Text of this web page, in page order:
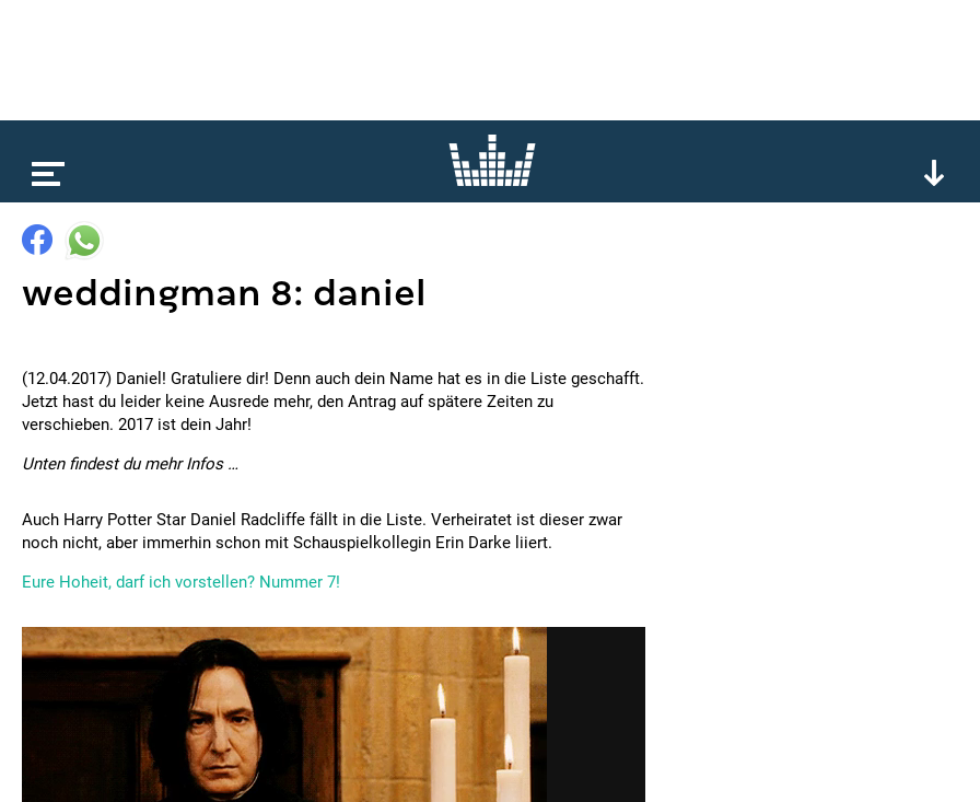
weddingman 8: daniel
(12.04.2017) Daniel! Gratuliere dir! Denn auch dein Name hat es in die Liste geschafft.
Jetzt hast du leider keine Ausrede mehr, den Antrag auf spätere Zeiten zu
verschieben. 2017 ist dein Jahr!
Unten findest du mehr Infos …
Auch Harry Potter Star Daniel Radcliffe fällt in die Liste. Verheiratet ist dieser zwar
noch nicht, aber immerhin schon mit Schauspielkollegin Erin Darke liiert.
Eure Hoheit, darf ich vorstellen? Nummer 7!